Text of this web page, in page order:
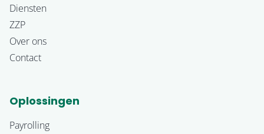
Diensten
ZZP
Over ons
Contact
Oplossingen
Payrolling